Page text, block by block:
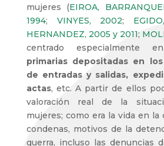
mujeres (EIROA,
1994; VINYES, 2002;
HERNANDEZ, 2005 y 2011;
centrado
primarias depositadas en
de entradas y salidas,
actas, etc. A partir de ellos
valoración real de la
mujeres; como era la vida en la
condenas, motivos de la
guerra, incluso las denuncias